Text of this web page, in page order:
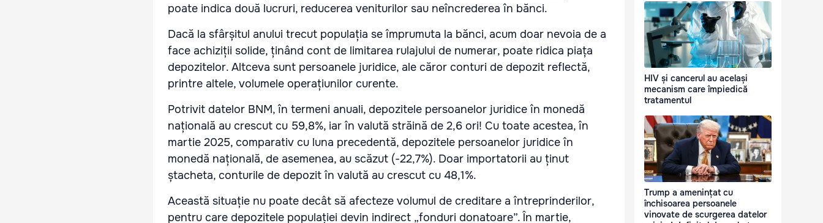
poate indica două lucruri, reducerea veniturilor sau neîncrederea în bănci.
Dacă la sfârșitul anului trecut populația se împrumuta la bănci, acum doar nevoia de a
face achiziții solide, ținând cont de limitarea rulajului de numerar, poate ridica piața
depozitelor. Altceva sunt persoanele juridice, ale căror conturi de depozit reflectă,
printre altele, volumele operațiunilor curente.
Potrivit datelor BNM, în termeni anuali, depozitele persoanelor juridice în monedă
națională au crescut cu 59,8%, iar în valută străină de 2,6 ori! Cu toate acestea, în
martie 2025, comparativ cu luna precedentă, depozitele persoanelor juridice în
monedă națională, de asemenea, au scăzut (-22,7%). Doar importatorii au ținut
ștacheta, conturile de depozit în valută au crescut cu 48,1%.
Această situație nu poate decât să afecteze volumul de creditare a întreprinderilor,
pentru care depozitele populației devin indirect „fonduri donatoare”. În martie,
HIV și cancerul au același
mecanism care împiedică
tratamentul
Trump a amenințat cu
închisoarea persoanele
vinovate de scurgerea datelor